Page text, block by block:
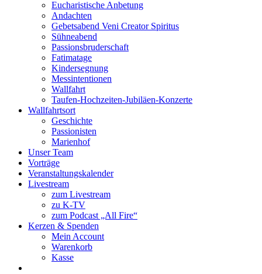
Eucharistische Anbetung
Andachten
Gebetsabend Veni Creator Spiritus
Sühneabend
Passionsbruderschaft
Fatimatage
Kindersegnung
Messintentionen
Wallfahrt
Taufen-Hochzeiten-Jubiläen-Konzerte
Wallfahrtsort
Geschichte
Passionisten
Marienhof
Unser Team
Vorträge
Veranstaltungskalender
Livestream
zum Livestream
zu K-TV
zum Podcast „All Fire“
Kerzen & Spenden
Mein Account
Warenkorb
Kasse